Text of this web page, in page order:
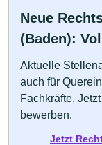
Neue
(Baden):
Aktuelle
auch für
Fachkräfte.
bewerben.
Jetzt